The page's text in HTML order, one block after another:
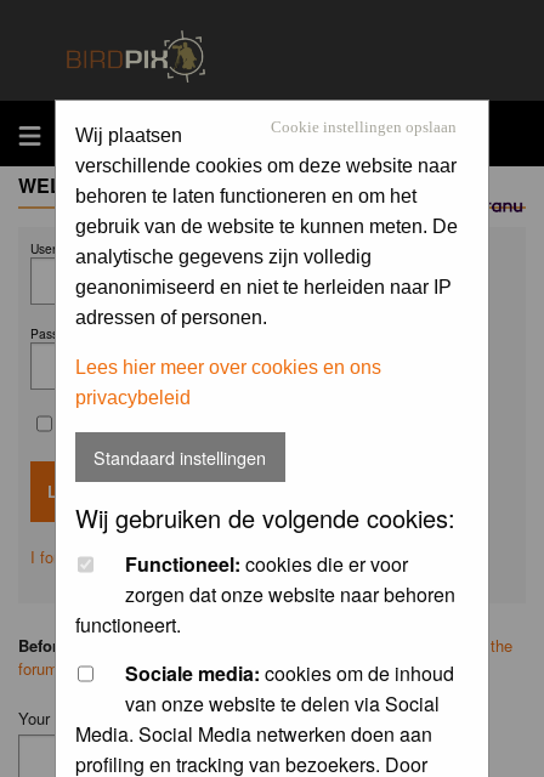
MENU
Sponsored by
Cookie instellingen opslaan
Wij plaatsen
verschillende cookies om deze website naar
behoren te laten functioneren en om het
gebruik van de website te kunnen meten. De
analytische gegevens zijn volledig
geanonimiseerd en niet te herleiden naar IP
adressen of personen.
Lees hier meer over cookies en ons
privacybeleid
Standaard instellingen
Wij gebruiken de volgende cookies:
Functioneel: cookies die er voor
zorgen dat onze website naar behoren
functioneert.
Sociale media: cookies om de inhoud
van onze website te delen via Social
Media. Social Media netwerken doen aan
profiling en tracking van bezoekers. Door
WELCOME GUEST
Username:
Password:
I forgot my password
Before you ask your question:
search on the
forum
first.
Your Name (Fill in your username if you have one):